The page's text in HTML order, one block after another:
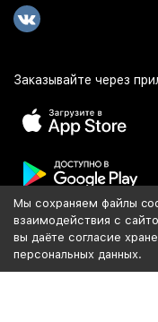
Заказывайте через
Популярное
Мы сохраняем файлы
взаимодействия с
вы даёте согласие
персональных данных.